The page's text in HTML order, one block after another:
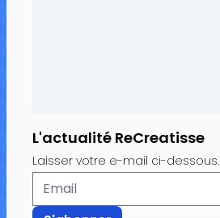
L'actualité ReCreatisse
Laisser votre e-mail ci-dessous.